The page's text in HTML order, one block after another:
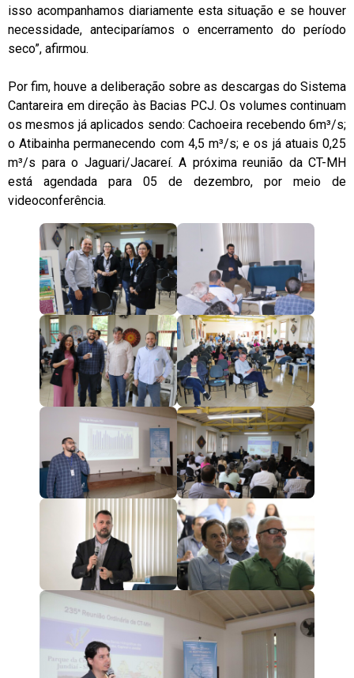
isso acompanhamos diariamente esta situação e se houver
necessidade, anteciparíamos o encerramento do período
seco”, afirmou.
Por fim, houve a deliberação sobre as descargas do Sistema
Cantareira em direção às Bacias PCJ. Os volumes continuam
os mesmos já aplicados sendo: Cachoeira recebendo 6m³/s;
o Atibainha permanecendo com 4,5 m³/s; e os já atuais 0,25
m³/s para o Jaguari/Jacareí. A próxima reunião da CT-MH
está agendada para 05 de dezembro, por meio de
videoconferência.